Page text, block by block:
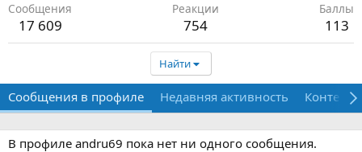
Сообщения
17 609
Реакции
754
Баллы
113
Найти
Сообщения в профиле Недавняя активность Контент
В профиле andru69 пока нет ни одного сообщения.